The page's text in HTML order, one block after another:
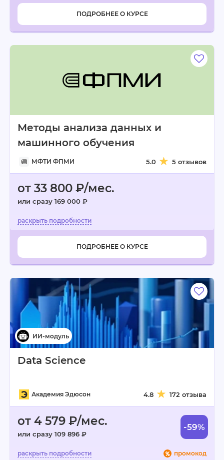
ПОДРОБНЕЕ О КУРСЕ
Методы анализа данных и
машинного обучения
МФТИ ФПМИ 5.0 5 отзывов
от 33 800 ₽/мес.
или сразу 169 000 ₽
ПОДРОБНЕЕ О КУРСЕ
Data Science
Академия Эдюсон 4.8 172 отзыва
от 4 579 ₽/мес.
или сразу 109 896 ₽
-59%
промокод